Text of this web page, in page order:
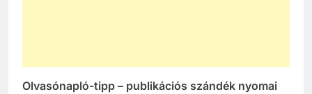
Olvasónapló-tipp – publikációs szándék nyomai